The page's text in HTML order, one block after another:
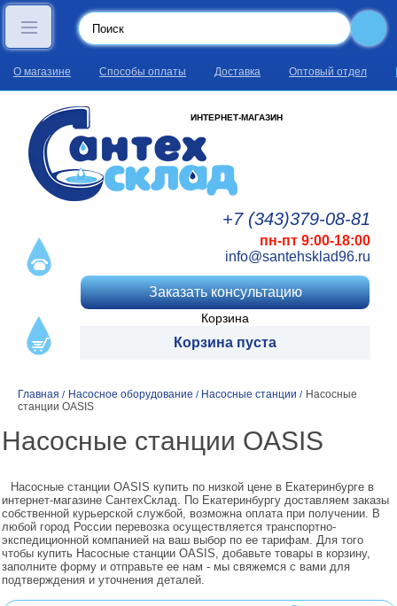
О магазине Способы оплаты Доставка Оптовый отдел
ИНТЕРНЕТ-МАГАЗИН
+7 (343)379-08-81
пн-пт 9:00-18:00
info@santehsklad96.ru
Заказать консультацию
Корзина
Корзина пуста
Главная / Насосное оборудование / Насосные станции / Насосные
станции OASIS
Насосные станции OASIS
Насосные станции OASIS купить по низкой цене в Екатеринбурге в
интернет-магазине СантехСклад. По Екатеринбургу доставляем заказы
собственной курьерской службой, возможна оплата при получении. В
любой город России перевозка осуществляется транспортно-
экспедиционной компанией на ваш выбор по ее тарифам. Для того
чтобы купить Насосные станции OASIS, добавьте товары в корзину,
заполните форму и отправьте ее нам - мы свяжемся с вами для
подтверждения и уточнения деталей.